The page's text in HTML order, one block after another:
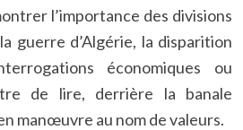
l’importance des divisions
guerre d’Algérie, la disparition
économiques ou
de lire, derrière la banale
manœuvre au nom de valeurs.